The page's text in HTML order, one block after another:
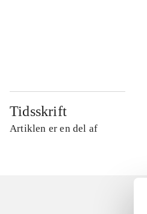
Tidsskrift
Artiklen er en del af